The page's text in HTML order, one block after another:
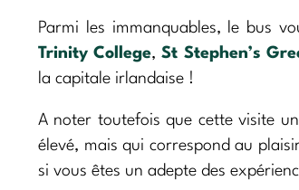
Parmi les immanquables, le bus
Trinity College,St Stephen’s
la capitale irlandaise !
A noter toutefois que cette visite
élevé, mais qui correspond au
si vous êtes un adepte des